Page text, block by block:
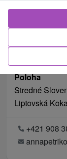
Poloha
Stredné
Liptovská
+421 908